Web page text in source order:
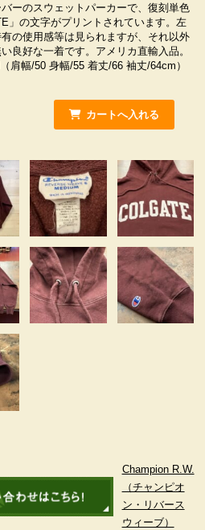
ーのスウェットパーカーで、復刻単色
」の文字がプリントされています。左
の使用感等は見られますが、それ以外
良好な一着です。アメリカ直輸入品。
幅/50 身幅/55 着丈/66 袖丈/64cm）
Champion R.W.
（チャンピオ
ン・リバース
ウィーブ）